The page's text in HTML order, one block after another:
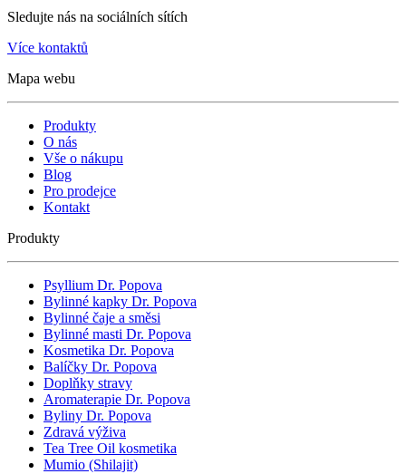
Sledujte nás na sociálních sítích
Více kontaktů
Mapa webu
Produkty
O nás
Vše o nákupu
Blog
Pro prodejce
Kontakt
Produkty
Psyllium Dr. Popova
Bylinné kapky Dr. Popova
Bylinné čaje a směsi
Bylinné masti Dr. Popova
Kosmetika Dr. Popova
Balíčky Dr. Popova
Doplňky stravy
Aromaterapie Dr. Popova
Byliny Dr. Popova
Zdravá výživa
Tea Tree Oil kosmetika
Mumio (Shilajit)